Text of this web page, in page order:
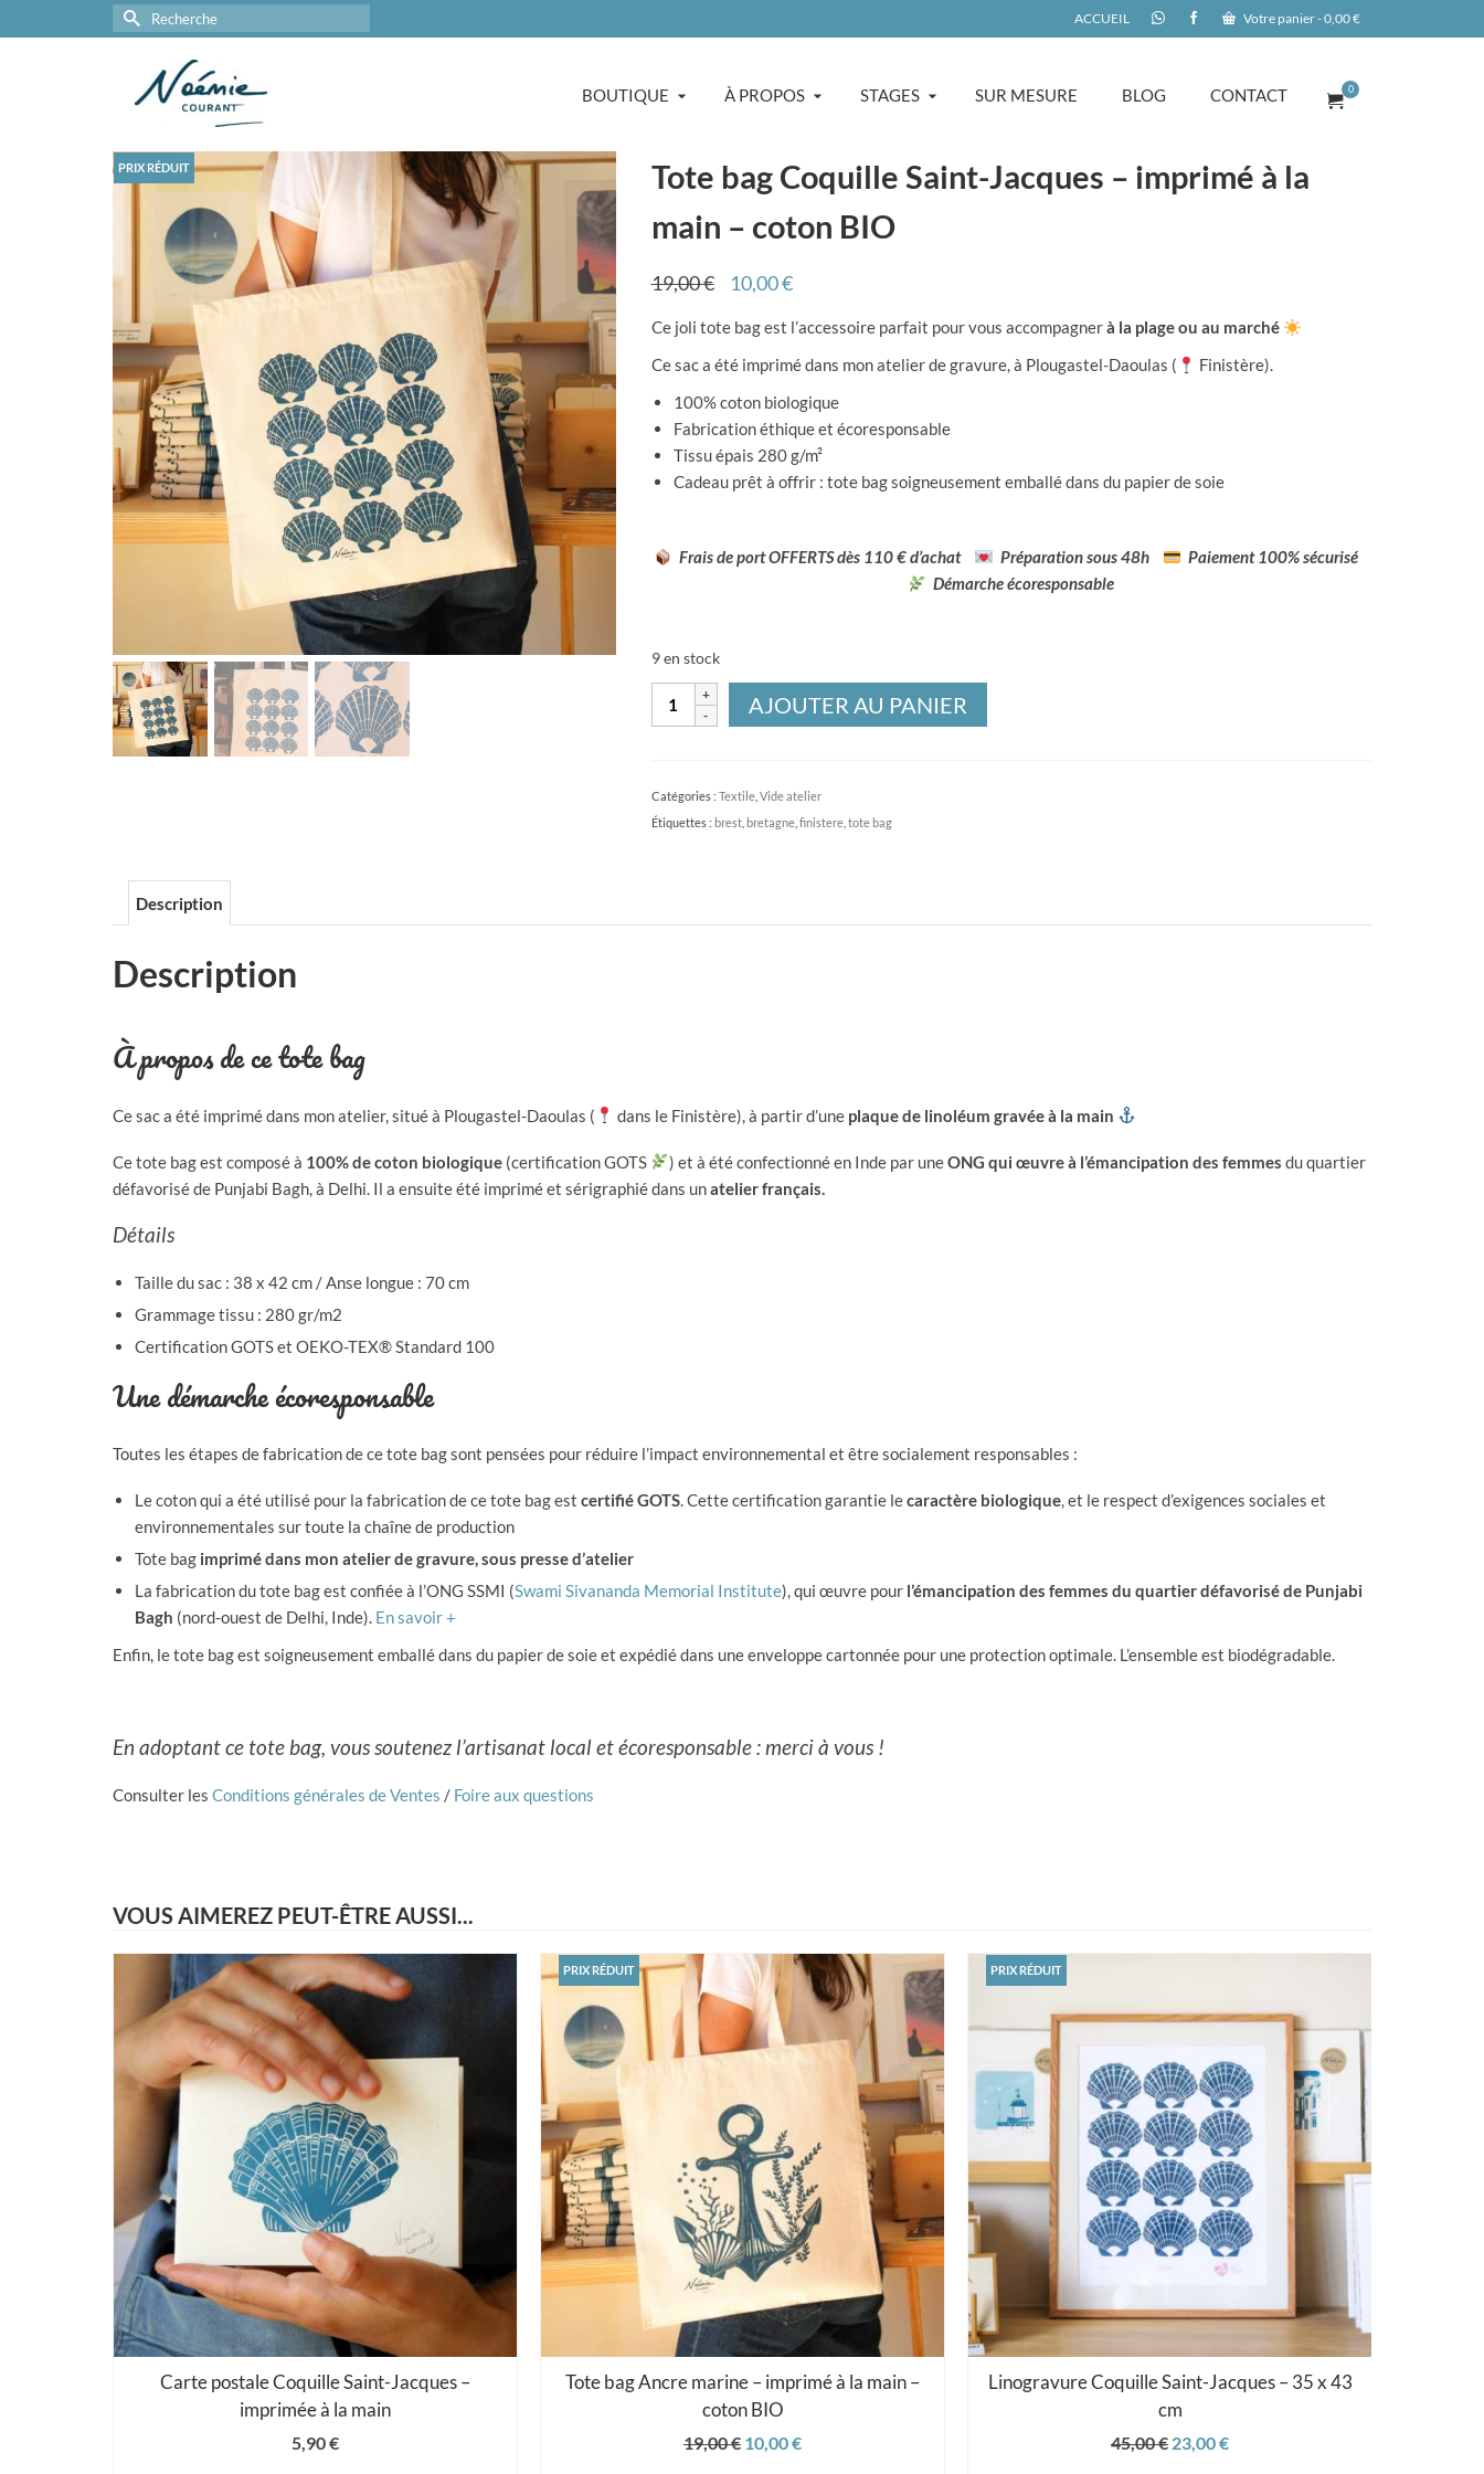
ACCUEIL Votre panier-0,00€
Rechercher :
BOUTIQUE À PROPOS STAGES SUR MESURE BLOG CONTACT 0
PRIX RÉDUIT
Tote bag Coquille Saint-Jacques – imprimé à la
main – coton BIO
19,00€
Le
initial
était :
10,00€Le
actuel
est :
Ce joli tote bag est l’accessoire parfait pour vous accompagnerà la plage ou au marché
Ce sac a été imprimé dans mon atelier de gravure, à Plougastel-Daoulas (
Finistère).
100% coton biologique
Fabrication éthique et écoresponsable
Tissu épais 280 g/m²
Cadeau prêt à offrir : tote bag soigneusement emballé dans du papier de soie
Frais de port OFFERTS dès 110 € d’achat Préparation sous 48h
Paiement 100% sécurisé
Démarche écoresponsable
9 en stock
quantité
de
Coquille
Saint-
AJOUTER AU PANIER
Catégories : Textile, Vide atelier
Étiquettes : brest, bretagne, finistere, tote bag
Description
Description
À propos de ce tote bag
Ce sac a été imprimé dans mon atelier, situé à Plougastel-Daoulas ( dans le Finistère), à partir d’une plaque de linoléum gravée à la main
Ce tote bag est composé à 100% de coton biologique (certification GOTS ) et à été confectionné en Inde par uneONG qui œuvre à l’émancipation des femmes du quartier
défavorisé de Punjabi Bagh, à Delhi. Il a ensuite été imprimé et sérigraphié dans unatelier français.
Détails
Taille du sac : 38 x 42 cm / Anse longue : 70 cm
Grammage tissu : 280 gr/m2
Certification GOTS et OEKO-TEX® Standard 100
Une démarche écoresponsable
Toutes les étapes de fabrication de ce tote bag sont pensées pour réduire l’impact environnemental et être socialement responsables :
Le coton qui a été utilisé pour la fabrication de ce tote bag est certifié GOTS. Cette certification garantie lecaractère biologique, et le respect d’exigences sociales et
environnementales sur toute la chaîne de production
Tote bag imprimé dans mon atelier de gravure, sous presse d’atelier
La fabrication du tote bag est confiée à l’ONG SSMI (Swami Sivananda Memorial Institute), qui œuvre pour l’émancipation des femmes du quartier défavorisé de Punjabi
Bagh (nord-ouest de Delhi, Inde). En savoir +
Enfin, le tote bag est soigneusement emballé dans du papier de soie et expédié dans une enveloppe cartonnée pour une protection optimale. L’ensemble est biodégradable.
En adoptant ce tote bag, vous soutenez l’artisanat local et écoresponsable : merci à vous !
Consulter les Conditions générales de Ventes / Foire aux questions
VOUS AIMEREZ PEUT-ÊTRE AUSSI...
Carte postale Coquille Saint-Jacques –
imprimée à la main
5,90€
PRIX RÉDUIT
Tote bag Ancre marine – imprimé à la main –
coton BIO
19,00€ Le
10,00€Le
PRIX RÉDUIT
Linogravure Coquille Saint-Jacques – 35 x 43
cm
45,00€ Le
23,00€Le